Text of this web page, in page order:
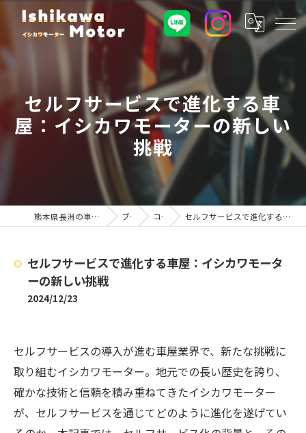
セルフサービスで進化する車
屋：イシカワモーターの新しい
挑戦
熊本県長洲の車屋ならイシカワモーター ブログ コラム セルフサービスで進化する車屋：イシカワモーターの新しい挑戦
セルフサービスで進化する車屋：イシカワモータ
ーの新しい挑戦
2024/12/23
セルフサービスの導入が進む車屋業界で、新たな挑戦に
取り組むイシカワモーター。地元での長い歴史を誇り、
確かな技術と信頼を積み重ねてきたイシカワモーター
が、セルフサービスを通じてどのように進化を遂げてい